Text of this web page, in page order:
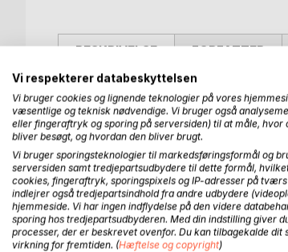
BESKRIVELSE
The book includes a collection of
garments.
FORFATTER
FLERE TITLER
Vi respekterer databeskyttelsen
Vi bruger cookies og lignende teknologier på vores
væsentlige og teknisk nødvendige. Vi bruger også
eller fingeraftryk og sporing på serversiden) til at måle, hvor
bliver besøgt, og hvordan den bliver brugt.
Vi bruger sporingsteknologier til markedsføringsformål og
serversiden samt tredjepartsudbydere til dette formål,
cookies, fingeraftryk, sporingspixels og IP-adresser på tværs
indlejrer også tredjepartsindhold fra andre udbydere
hjemmeside. Vi har ingen indflydelse på den videre
sporing hos tredjepartsudbyderen. Med din indstilling giver
processer, der er beskrevet ovenfor. Du kan tilbagekalde dit
virkning for fremtiden. (Hæftelse og copyright)